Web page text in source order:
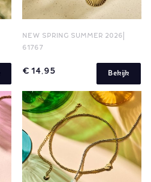
NEW SPRING SUMMER 2026
61767
€ 14,95 Bekijk